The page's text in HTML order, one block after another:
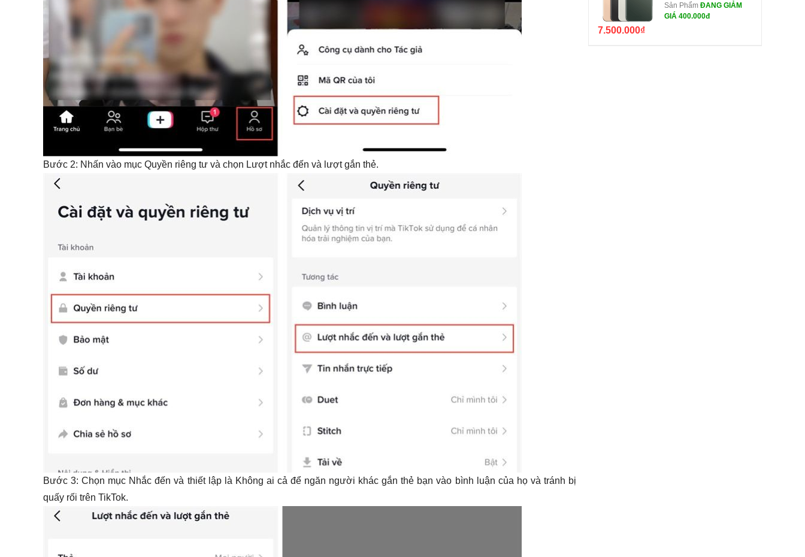
Bước 2: Nhấn vào mục Quyền riêng tư và chọn Lượt nhắc đến và lượt gắn thẻ.
Bước 3: Chọn mục Nhắc đến và thiết lập là Không ai cả để ngăn người khác gắn thẻ bạn vào bình luận của họ và tránh bị
quấy rối trên TikTok.
Sản Phẩm ĐANG GIẢM
GIÁ 400.000đ
7.500.000₫